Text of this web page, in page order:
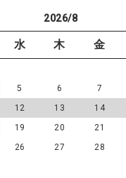
2026/8
水 木 金
5 6 7
12 13 14
19 20 21
26 27 28